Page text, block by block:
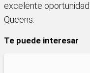
excelente
Queens.
Te puede interesar